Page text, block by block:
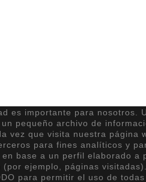
es importante para nosotros.
un pequeño archivo de
vez que visita nuestra página
para fines analíticos y
en base a un perfil elaborado a
(por ejemplo, páginas
para permitir el uso de